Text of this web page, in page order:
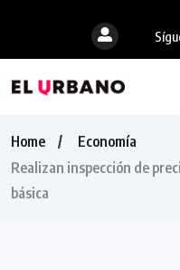
Home
Economía
Realizan inspección de
básica